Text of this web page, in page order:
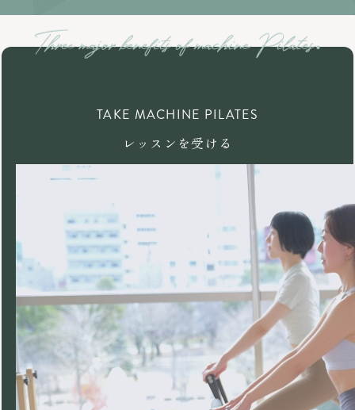
TAKE MACHINE PILATES
レッスンを受ける